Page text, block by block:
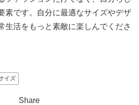
素です。自分に最適なサイズやデザ
生活をもっと素敵に楽しんでくださ
イズ
Share